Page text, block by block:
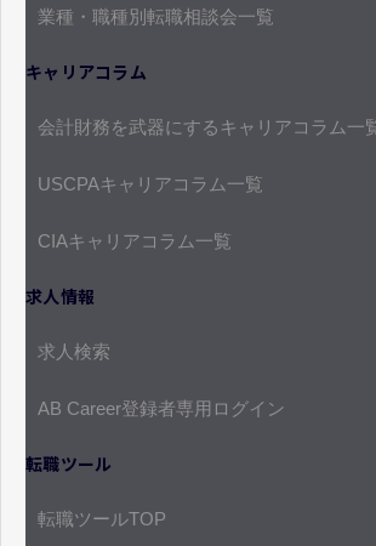
業種・職種別転職相談会一覧
キャリアコラム
会計財務を武器にするキャリアコラム一
USCPAキャリアコラム一覧
CIAキャリアコラム一覧
求人情報
求人検索
AB Career登録者専用ログイン
転職ツール
転職ツールTOP